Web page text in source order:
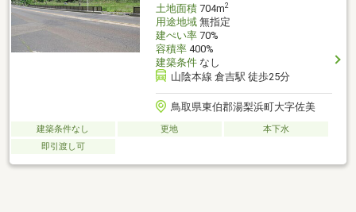
土地面積704m2
用途地域無指定
建ぺい率70%
容積率400%
建築条件なし
山陰本線 倉吉駅 徒歩25分
鳥取県東伯郡湯梨浜町大字佐美
建築条件なし 更地
本下水
即引渡し可